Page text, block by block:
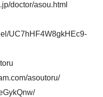
doctor/asou.html
UC7hHF4W8gkHEc9-
asoutoru/